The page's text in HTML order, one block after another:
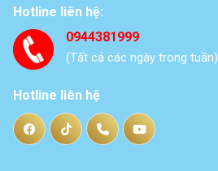
Hotline liên hệ:
0944381999
(Tất cả các ngày trong tuần)
Hotline liên hệ